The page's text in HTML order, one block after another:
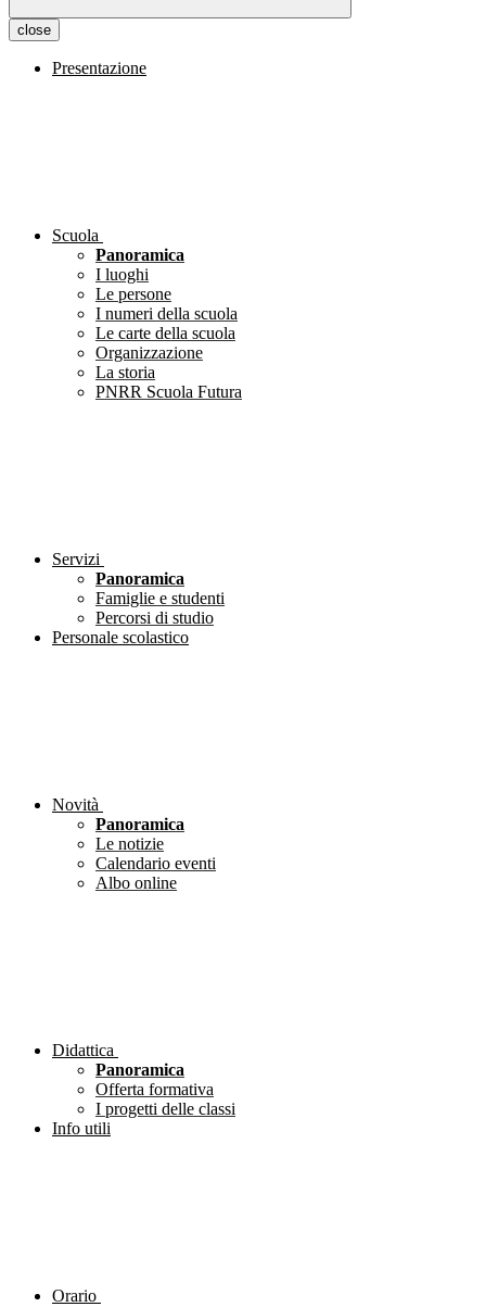
close
Presentazione
Scuola
Panoramica
I luoghi
Le persone
I numeri della scuola
Le carte della scuola
Organizzazione
La storia
PNRR Scuola Futura
Servizi
Panoramica
Famiglie e studenti
Percorsi di studio
Personale scolastico
Novità
Panoramica
Le notizie
Calendario eventi
Albo online
Didattica
Panoramica
Offerta formativa
I progetti delle classi
Info utili
Orario